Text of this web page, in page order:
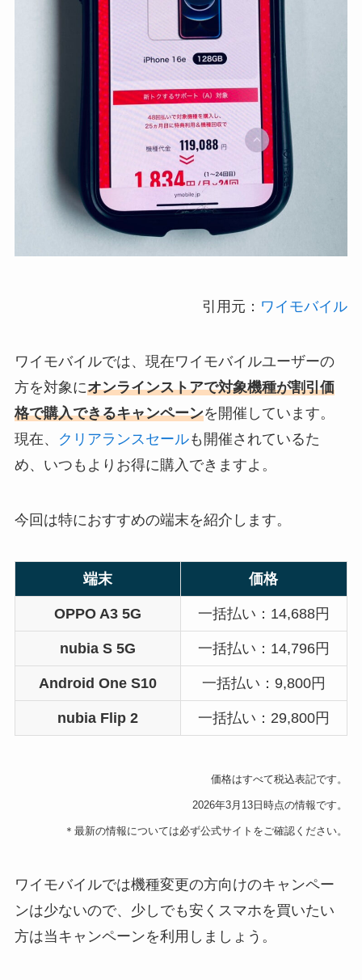
引用元： ワイモバイル
ワイモバイルでは、現在ワイモバイルユーザーの
方を対象にオンラインストアで対象機種が割引価
格で購入できるキャンペーンを開催しています。
現在、
クリアランスセールも開催されているた
め、いつもよりお得に購入できますよ。
今回は特におすすめの端末を紹介します。
端末 価格
OPPO A3 5G 一括払い：14,688円
nubia S 5G 一括払い：14,796円
Android One S10 一括払い：9,800円
nubia Flip 2 一括払い：29,800円
価格はすべて税込表記です。
2026年3月13日時点の情報です。
＊最新の情報については必ず公式サイトをご確認ください。
ワイモバイルでは機種変更の方向けのキャンペー
ンは少ないので、少しでも安くスマホを買いたい
方は当キャンペーンを利用しましょう。